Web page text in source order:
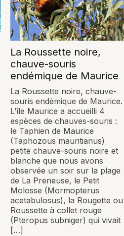
La Roussette noire,
chauve-souris
endémique de Maurice
La Roussette noire, chauve-
souris endémique de Maurice.
L’île Maurice a accueilli 4
espèces de chauves-souris :
le Taphien de Maurice
(Taphozous mauritianus)
petite chauve-souris noire et
blanche que nous avons
observée un soir sur la plage
de La Preneuse, le Petit
Molosse (Mormopterus
acetabulosus), la Rougette ou
Roussette à collet rouge
(Pteropus subniger) qui vivait
[…]